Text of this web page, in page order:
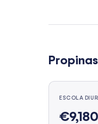
ESCOLA
€9,180